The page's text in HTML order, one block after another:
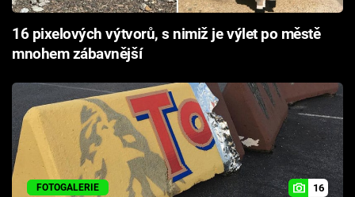
Sledujte nás
16 pixelových výtvorů, s nimiž je výlet po městě
mnohem zábavnější
FOTOGALERIE 16